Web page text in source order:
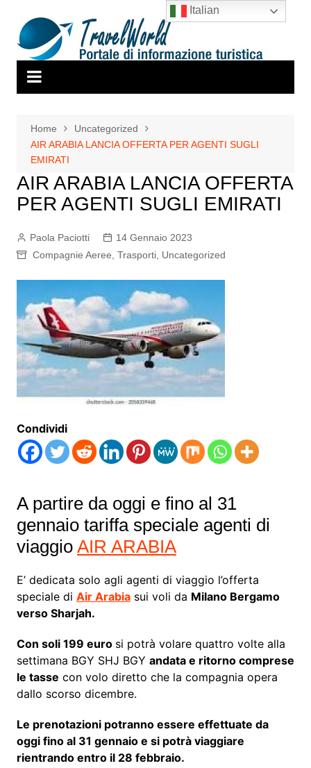
contenuto
Home
Uncategorized
AIR ARABIA LANCIA OFFERTA PER AGENTI SUGLI
EMIRATI
AIR ARABIA LANCIA OFFERTA
PER AGENTI SUGLI EMIRATI
Paola Paciotti
14 Gennaio 2023
Compagnie Aeree Trasporti, Uncategorized
Condividi
A partire da oggi e fino al 31
gennaio tariffa speciale agenti di
viaggio AIR ARABIA
E’ dedicata solo agli agenti di viaggio l’offerta
speciale di Air Arabiasui voli da Milano Bergamo
verso Sharjah.
Con soli 199 euro si potrà volare quattro volte alla
settimana BGY SHJ BGY andata e ritorno comprese
le tasse con volo diretto che la compagnia opera
dallo scorso dicembre.
Le prenotazioni potranno essere effettuate da
oggi fino al 31 gennaio e si potrà viaggiare
rientrando entro il 28 febbraio.
Italian